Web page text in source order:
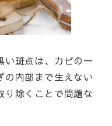
い斑点は、カビの一
の内部まで生えない
り除くことで問題な